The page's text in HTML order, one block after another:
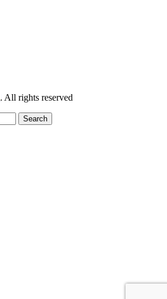
. All rights reserved
Search